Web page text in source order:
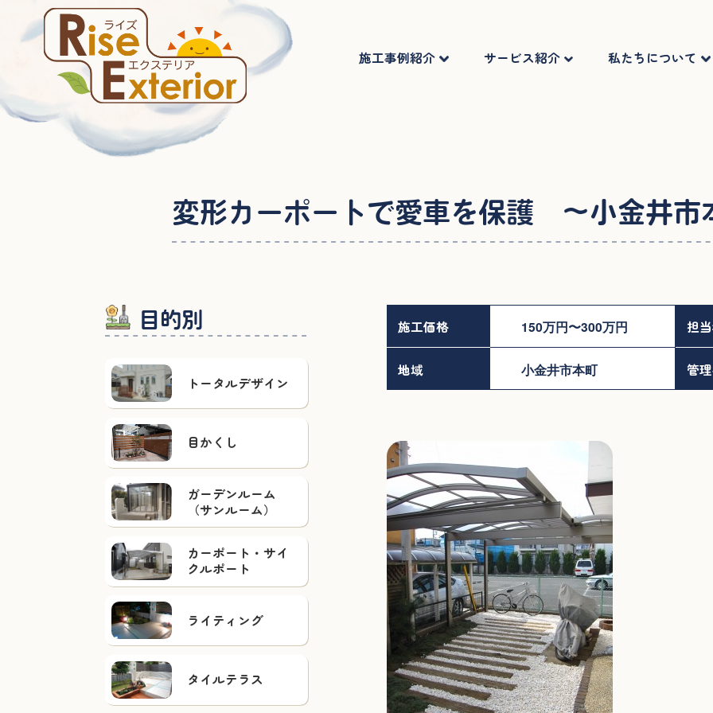
施工事例紹介 サービス紹介 私たちについて
変形カーポートで愛車を保護 ～小金井市
施工価格 150万円〜300万円
地域 小金井市本町
担
管
目的別
トータルデザイン
目かくし
ガーデンルーム
（サンルーム）
カーポート・サイ
クルポート
ライティング
タイルテラス